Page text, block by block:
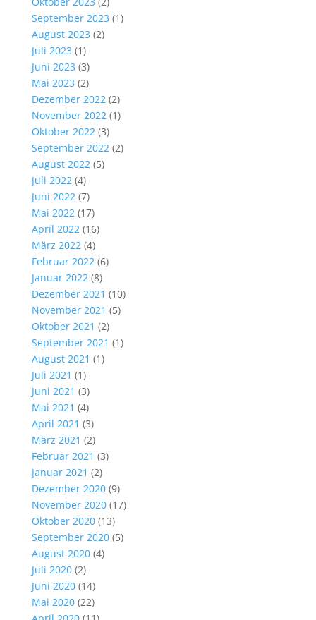
September 2023 (1)
August 2023 (2)
Juli 2023 (1)
Juni 2023 (3)
Mai 2023 (2)
Dezember 2022 (2)
November 2022 (1)
Oktober 2022 (3)
September 2022 (2)
August 2022 (5)
Juli 2022 (4)
Juni 2022 (7)
Mai 2022 (17)
April 2022 (16)
März 2022 (4)
Februar 2022 (6)
Januar 2022 (8)
Dezember 2021 (10)
November 2021 (5)
Oktober 2021 (2)
September 2021 (1)
August 2021 (1)
Juli 2021 (1)
Juni 2021 (3)
Mai 2021 (4)
April 2021 (3)
März 2021 (2)
Februar 2021 (3)
Januar 2021 (2)
Dezember 2020(9)
November 2020(17)
Oktober 2020(13)
September 2020(5)
August 2020(4)
Juli 2020(2)
Juni 2020(14)
Mai 2020(22)